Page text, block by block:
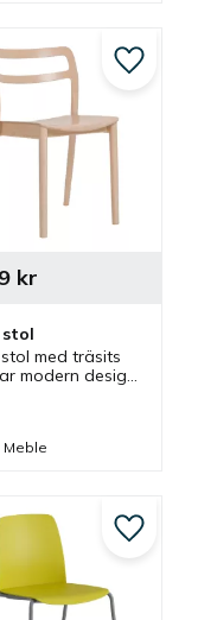
stol
med träsits
modern design
och matstol i
kr
Meble
Lägg
Lägg